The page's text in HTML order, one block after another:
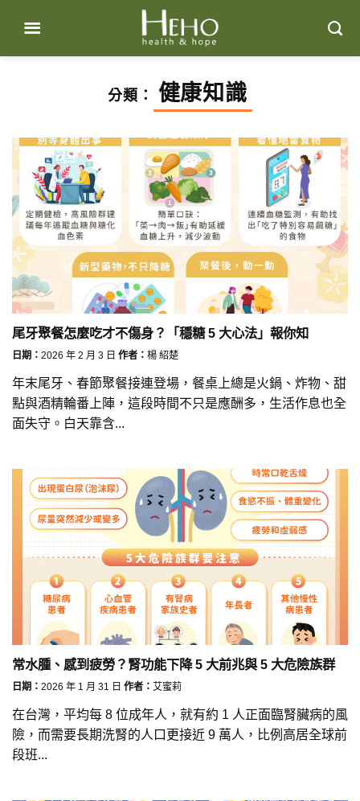
content
分類： 健康知識
尾牙聚餐怎麼吃才不傷身？「穩糖 5 大心法」報你知
日期： 2026 年 2 月 3 日 作者： 楊 紹楚
年末尾牙、春節聚餐接連登場，餐桌上總是火鍋、炸物、甜
點與酒精輪番上陣，這段時間不只是應酬多，生活作息也全
面失守。白天靠含...
常水腫、感到疲勞？腎功能下降 5 大前兆與 5 大危險族群
日期： 2026 年 1 月 31 日 作者： 艾蜜莉
在台灣，平均每 8 位成年人，就有約 1 人正面臨腎臟病的風
險，而需要長期洗腎的人口更接近 9 萬人，比例高居全球前
段班...